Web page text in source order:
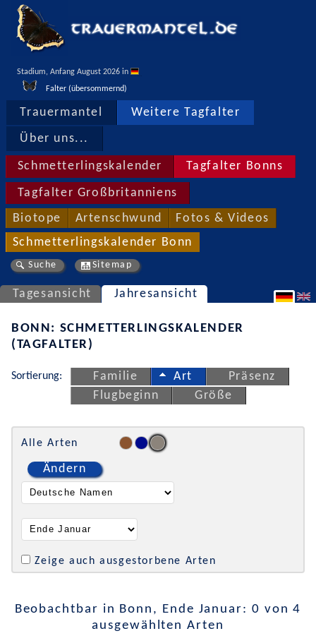
Stadium, Anfang August 2026 in
Falter (übersommernd)
Trauermantel Weitere Tagfalter
Über uns...
Schmetterlingskalender Tagfalter Bonns
Tagfalter Großbritanniens
Biotope Artenschwund Fotos & Videos
Schmetterlingskalender Bonn
Suche Sitemap
Tagesansicht Jahresansicht
BONN: SCHMETTERLINGSKALENDER
(TAGFALTER)
Sortierung: Familie Art
Präsenz
Flugbeginn
Größe
Alle Arten
Ändern
Zeige auch ausgestorbene Arten
Beobachtbar in Bonn, Ende Januar: 0 von 4
ausgewählten Arten